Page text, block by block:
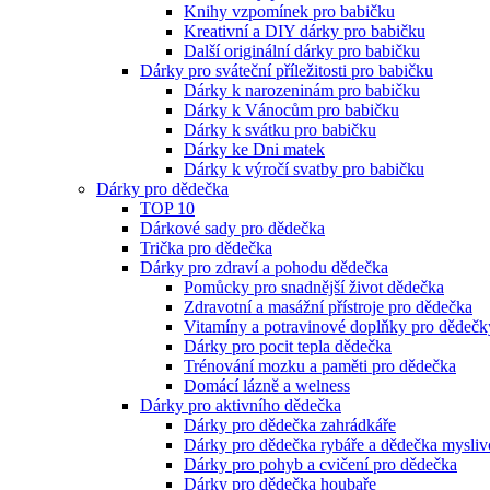
Knihy vzpomínek pro babičku
Kreativní a DIY dárky pro babičku
Další originální dárky pro babičku
Dárky pro sváteční příležitosti pro babičku
Dárky k narozeninám pro babičku
Dárky k Vánocům pro babičku
Dárky k svátku pro babičku
Dárky ke Dni matek
Dárky k výročí svatby pro babičku
Dárky pro dědečka
TOP 10
Dárkové sady pro dědečka
Trička pro dědečka
Dárky pro zdraví a pohodu dědečka
Pomůcky pro snadnější život dědečka
Zdravotní a masážní přístroje pro dědečka
Vitamíny a potravinové doplňky pro
Dárky pro pocit tepla dědečka
Trénování mozku a paměti pro dědečka
Domácí lázně a welness
Dárky pro aktivního dědečka
Dárky pro dědečka zahrádkáře
Dárky pro dědečka rybáře a dědečka
Dárky pro pohyb a cvičení pro dědečka
Dárky pro dědečka houbaře